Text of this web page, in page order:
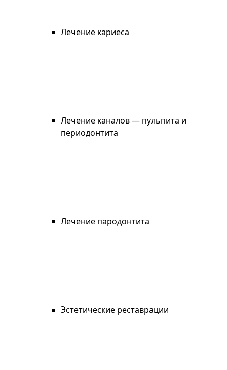
Лечение кариеса
Лечение каналов — пульпита и
периодонтита
Лечение пародонтита
Эстетические реставрации